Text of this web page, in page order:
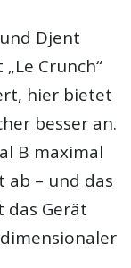
Djent
Crunch“
hier bietet
besser an.
B maximal
ab – und das
das Gerät